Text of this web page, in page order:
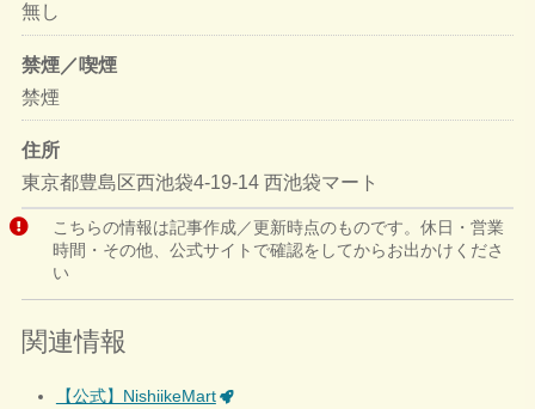
無し
禁煙／喫煙
禁煙
住所
東京都豊島区西池袋4-19-14 西池袋マート
こちらの情報は記事作成／更新時点のものです。休日・営業
時間・その他、公式サイトで確認をしてからお出かけくださ
い
関連情報
【公式】NishiikeMart